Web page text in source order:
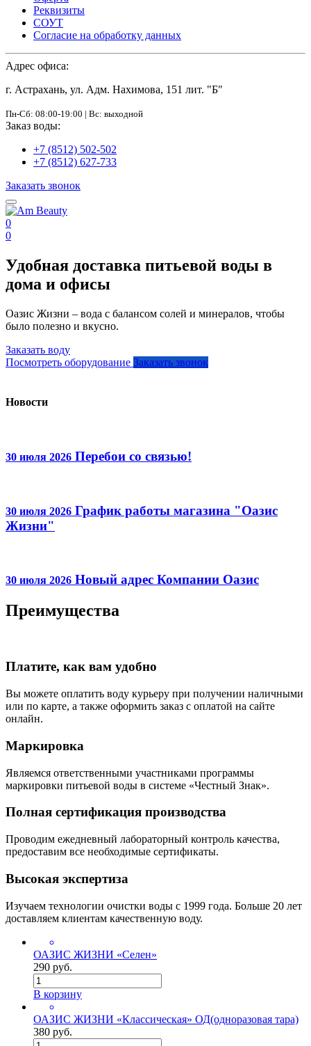
Реквизиты
СОУТ
Согласие на обработку данных
Адрес офиса:
г. Астрахань, ул. Адм. Нахимова, 151 лит. "Б"
Пн-Сб: 08:00-19:00 | Вс: выходной
Заказ воды:
+7 (8512) 502-502
+7 (8512) 627-733
Заказать звонок
0
0
Удобная доставка питьевой воды в
дома и офисы
Оазис Жизни – вода с балансом солей и минералов, чтобы
было полезно и вкусно.
Заказать воду
Посмотреть оборудование Заказать звонок
Новости
30 июля 2026 Перебои со связью!
30 июля 2026 График работы магазина "Оазис
Жизни"
30 июля 2026 Новый адрес Компании Оазис
Преимущества
Платите, как вам удобно
Вы можете оплатить воду курьеру при получении наличными
или по карте, а также оформить заказ с оплатой на сайте
онлайн.
Маркировка
Являемся ответственными участниками программы
маркировки питьевой воды в системе «Честный Знак».
Полная сертификация производства
Проводим ежедневный лабораторный контроль качества,
предоставим все необходимые сертификаты.
Высокая экспертиза
Изучаем технологии очистки воды с 1999 года. Больше 20 лет
доставляем клиентам качественную воду.
ОАЗИС ЖИЗНИ «Селен»
290 руб.
В корзину
ОАЗИС ЖИЗНИ «Классическая» ОД(одноразовая тара)
380 руб.